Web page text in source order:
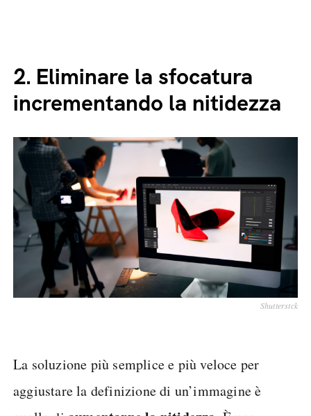
2. Eliminare la sfocatura
incrementando la nitidezza
Shutterstck
La soluzione più semplice e più veloce per
aggiustare la definizione di un’immagine è